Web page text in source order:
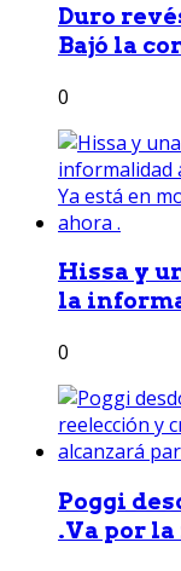
Duro
Bajó la
0
Hissa y
la
0
Poggi
.Va por